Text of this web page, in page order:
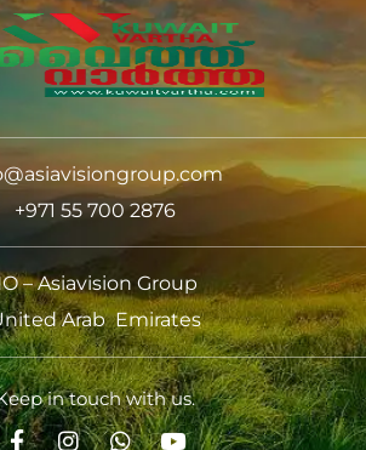
+971 55 700 2876
– Asiavision Group
Arab Emirates
in touch with us.